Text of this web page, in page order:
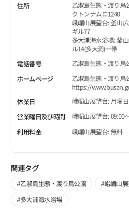
住所
乙淑島生態・渡り鳥
クトンナムロ1240
峨嵋山展望台: 釜山
ギル77
多大浦海水浴場: 釜
ル14(多大洞)一帯
電話番号
乙淑島生態・渡り鳥
ホームページ
乙淑島生態・渡り鳥
https://
休業日
峨嵋山展望台: 月曜日
営業曜日及び時間
峨嵋山展望台: 09:00
利用料金
峨嵋山展望台: 無料
関連タグ
#乙淑島生態・渡り鳥公園
#峨嵋山
#多大浦海水浴場